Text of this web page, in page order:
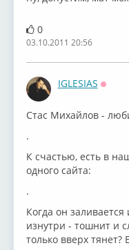
0
03.10.2011 20:56
IGLESIAS
Стас Михайлов -
.
К счастью, есть в
одного сайта:
.
Когда он
изнутри - тошнит и
только вверх